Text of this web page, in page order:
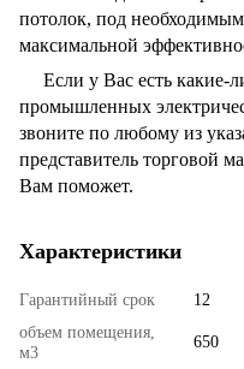
потолок, под
максимальной
Если у Вас есть какие-
промышленных
звоните по любому из
представитель торговой
Вам поможет.
Характеристики
Гарантийный срок
12
объем помещения,
м3
650